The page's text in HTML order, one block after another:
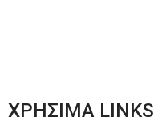
ΧΡΗΣΙΜΑ LINKS